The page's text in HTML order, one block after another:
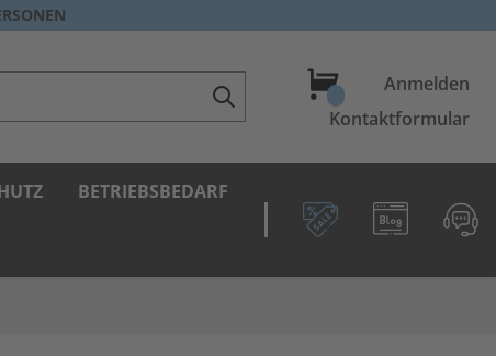
WarenkorbAnmelden
Kontaktformular
BETRIEBSBEDARF